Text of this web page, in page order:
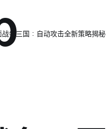
战争三国：自动攻击全新策略揭秘